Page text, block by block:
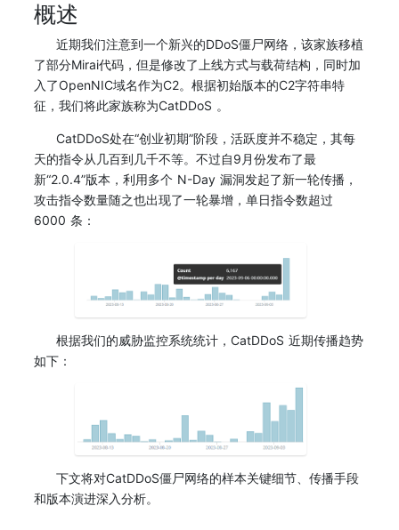
概述
近期我们注意到一个新兴的DDoS僵尸网络，该家族移植
了部分Mirai代码，但是修改了上线方式与载荷结构，同时加
入了OpenNIC域名作为C2。根据初始版本的C2字符串特
征，我们将此家族称为CatDDoS 。
CatDDoS处在“创业初期”阶段，活跃度并不稳定，其每
天的指令从几百到几千不等。不过自9月份发布了最
新“2.0.4”版本，利用多个 N-Day 漏洞发起了新一轮传播，
攻击指令数量随之也出现了一轮暴增，单日指令数超过
6000 条：
根据我们的威胁监控系统统计，CatDDoS 近期传播趋势
如下：
下文将对CatDDoS僵尸网络的样本关键细节、传播手段
和版本演进深入分析。